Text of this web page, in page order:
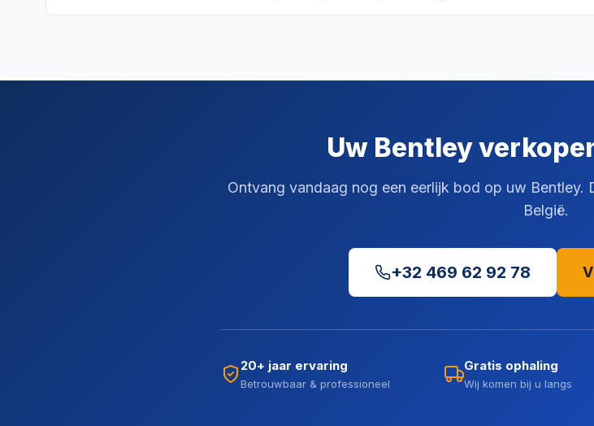
Uw Bentley
Ontvang vandaag nog een eerlijk bod op uw Bentley.
België.
+32 469 62 92 78
20+ jaar ervaring
Betrouwbaar & professioneel
Gratis ophaling
Wij komen bij u langs